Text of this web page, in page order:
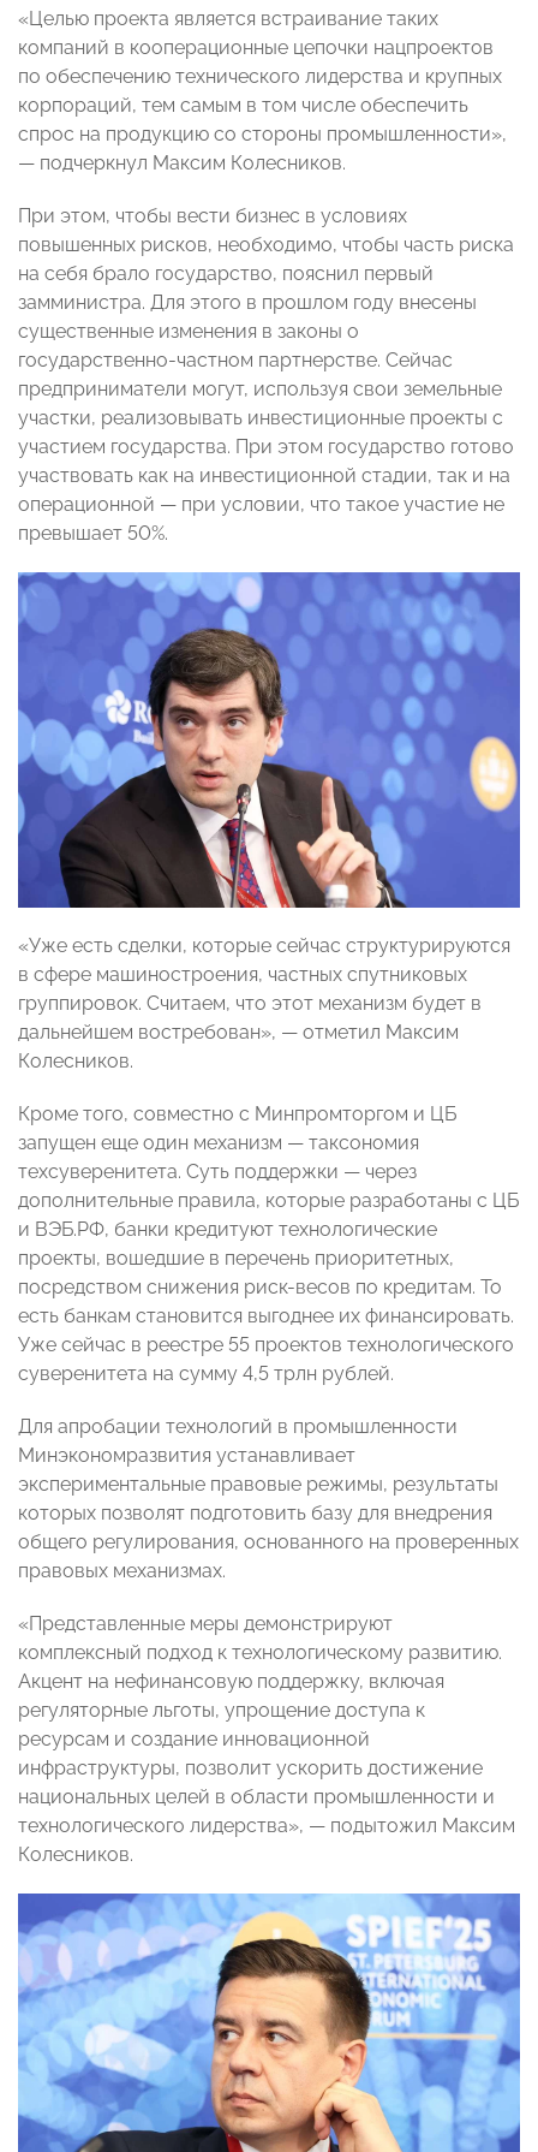
«Целью проекта является встраивание таких
компаний в кооперационные цепочки нацпроектов
по обеспечению технического лидерства и крупных
корпораций, тем самым в том числе обеспечить
спрос на продукцию со стороны промышленности»,
— подчеркнул Максим Колесников.
При этом, чтобы вести бизнес в условиях
повышенных рисков, необходимо, чтобы часть риска
на себя брало государство, пояснил первый
замминистра. Для этого в прошлом году внесены
существенные изменения в законы о
государственно-частном партнерстве. Сейчас
предприниматели могут, используя свои земельные
участки, реализовывать инвестиционные проекты с
участием государства. При этом государство готово
участвовать как на инвестиционной стадии, так и на
операционной — при условии, что такое участие не
превышает 50%.
«Уже есть сделки, которые сейчас структурируются
в сфере машиностроения, частных спутниковых
группировок. Считаем, что этот механизм будет в
дальнейшем востребован», — отметил Максим
Колесников.
Кроме того, совместно с Минпромторгом и ЦБ
запущен еще один механизм — таксономия
техсуверенитета. Суть поддержки — через
дополнительные правила, которые разработаны с ЦБ
и ВЭБ.РФ, банки кредитуют технологические
проекты, вошедшие в перечень приоритетных,
посредством снижения риск-весов по кредитам. То
есть банкам становится выгоднее их финансировать.
Уже сейчас в реестре 55 проектов технологического
суверенитета на сумму 4,5 трлн рублей.
Для апробации технологий в промышленности
Минэкономразвития устанавливает
экспериментальные правовые режимы, результаты
которых позволят подготовить базу для внедрения
общего регулирования, основанного на проверенных
правовых механизмах.
«Представленные меры демонстрируют
комплексный подход к технологическому развитию.
Акцент на нефинансовую поддержку, включая
регуляторные льготы, упрощение доступа к
ресурсам и создание инновационной
инфраструктуры, позволит ускорить достижение
национальных целей в области промышленности и
технологического лидерства», — подытожил Максим
Колесников.